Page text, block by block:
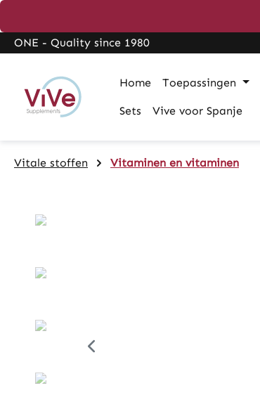
ONE - Quality since 1980
Home Toepassingen
Sets Vive voor Spanje
Vitale stoffen Vitaminen en vitaminen